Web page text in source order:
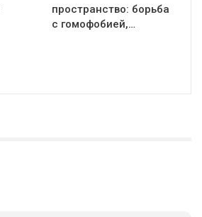
пространство: борьба
с гомофобией,…